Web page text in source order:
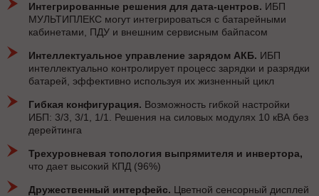
Интегрированные решения для дата-центров. ИБП
МУЛЬТИПЛЕКС могут интегрироваться с батарейными
кабинетами, ПДУ и внешним сервисным байпасом
Интеллектуальное управление зарядом АКБ. ИБП
интеллектуально контролирует процесс зарядки и разрядки
батарей, эффективно используя их жизненный цикл
Гибкая конфигурация. Возможность гибкой настройки
ИБП: 3/3, 3/1, 1/1. Решения на силовых модулях 10 кВА без
дерейтинга
Трехуровневая топология выпрямителя и инвертора,
что дает высокий КПД (96%)
Дружественный интерфейс. Цветной сенсорный дисплей